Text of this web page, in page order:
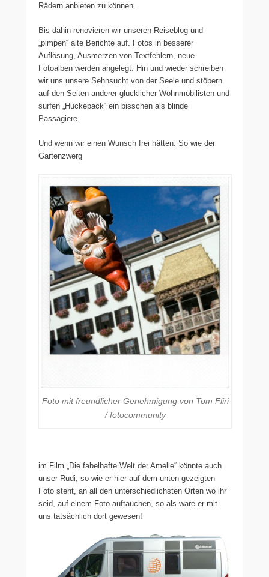
Rädern anbieten zu können.
Bis dahin renovieren wir unseren Reiseblog und
„pimpen“ alte Berichte auf. Fotos in besserer
Auflösung, Ausmerzen von Textfehlern, neue
Fotoalben werden angelegt. Hin und wieder schreiben
wir uns unsere Sehnsucht von der Seele und stöbern
auf den Seiten anderer glücklicher Wohnmobilisten und
surfen „Huckepack“ ein bisschen als blinde
Passagiere.
Und wenn wir einen Wunsch frei hätten: So wie der
Gartenzwerg
Foto mit freundlicher Genehmigung von Tom Fliri
/ fotocommunity
im Film „Die fabelhafte Welt der Amelie“ könnte auch
unser Rudi, so wie er hier auf dem unten gezeigten
Foto steht, an all den unterschiedlichsten Orten wo ihr
seid, auf einem Foto auftauchen, so als wäre er mit
uns tatsächlich dort gewesen!